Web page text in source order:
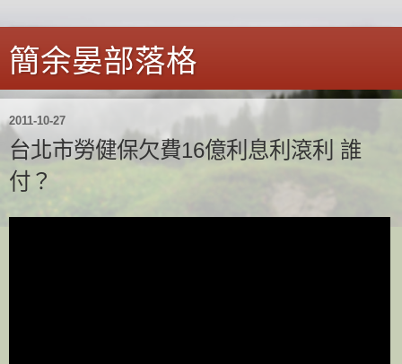
簡余晏部落格
2011-10-27
台北市勞健保欠費16億利息利滾利 誰
付？